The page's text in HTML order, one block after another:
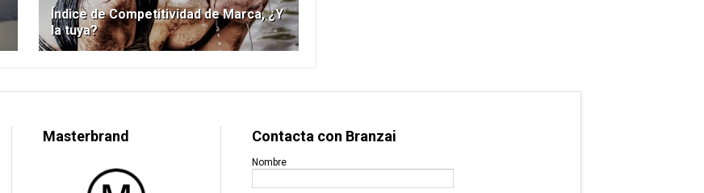
Índice de Competitividad de Marca, ¿Y
la tuya?
Masterbrand Contacta con Branzai
Nombre